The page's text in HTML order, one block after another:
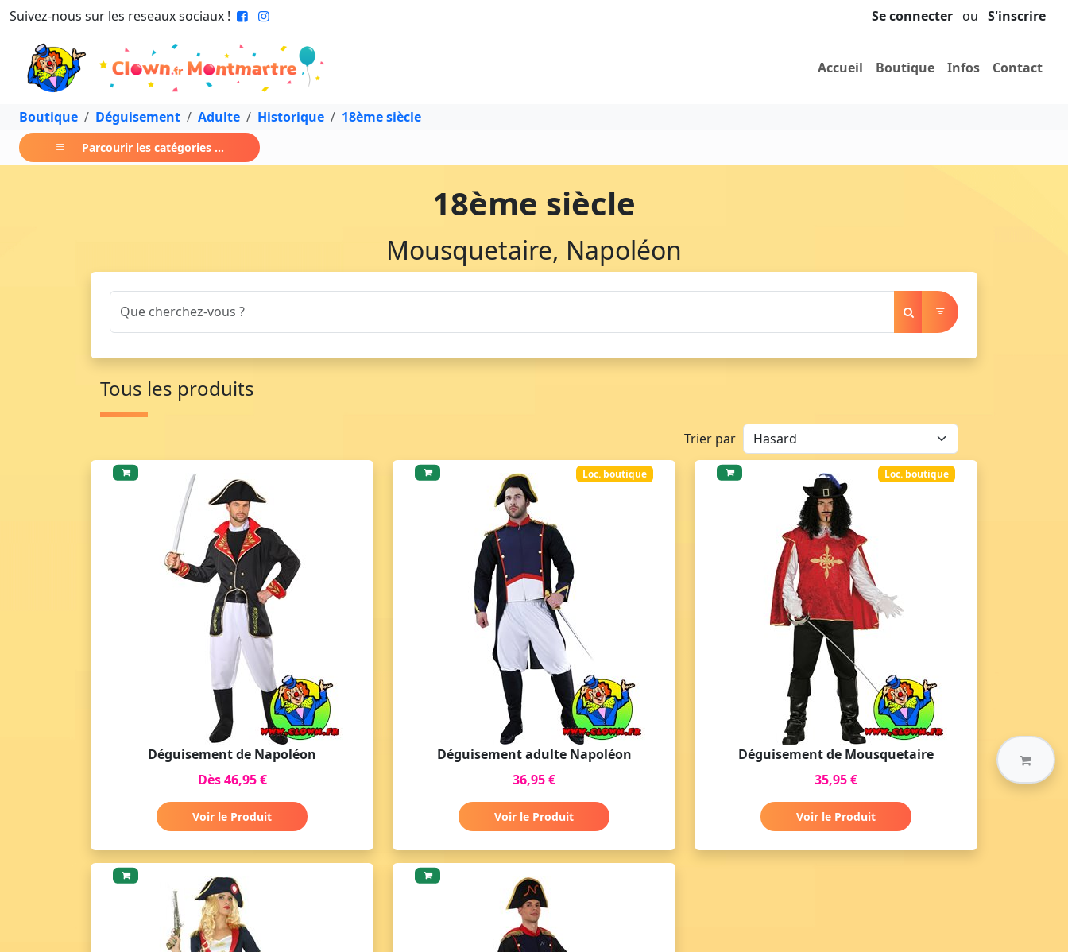
Suivez-nous sur les reseaux sociaux ! Se connecter ou S'inscrire
Accueil Boutique Infos Contact
Boutique Déguisement Adulte Historique 18ème siècle
Parcourir les catégories ...
18ème siècle
Mousquetaire, Napoléon
Tous les produits
Trier par
Déguisement de Napoléon
Dès 46,95 €
Voir le Produit
Loc. boutique
Déguisement adulte Napoléon
36,95 €
Voir le Produit
Loc. boutique
Déguisement de Mousquetaire
35,95 €
Voir le Produit